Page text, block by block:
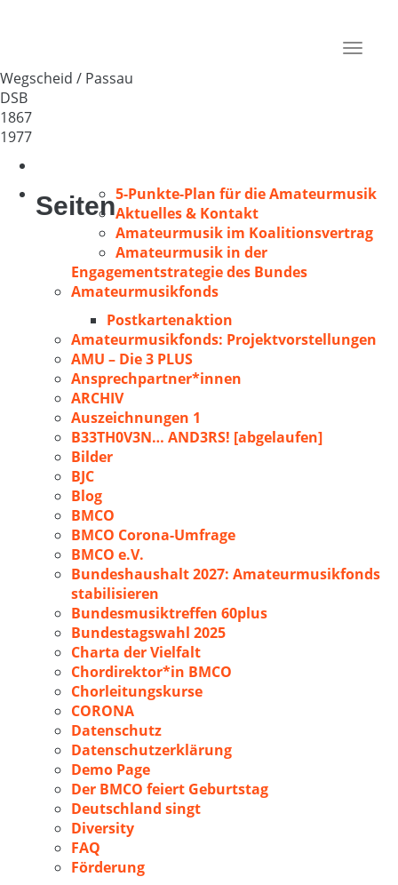
Toggle
Wegscheid / Passau
DSB
1867
1977
Seiten5-Punkte-Plan für die Amateurmusik
Aktuelles & Kontakt
Amateurmusik im Koalitionsvertrag
Amateurmusik in der
Engagementstrategie des Bundes
Amateurmusikfonds
Postkartenaktion
Amateurmusikfonds: Projektvorstellungen
AMU – Die 3 PLUS
Ansprechpartner*innen
ARCHIV
Auszeichnungen 1
B33TH0V3N… AND3RS! [abgelaufen]
Bilder
BJC
Blog
BMCO
BMCO Corona-Umfrage
BMCO e.V.
Bundeshaushalt 2027: Amateurmusikfonds
stabilisieren
Bundesmusiktreffen 60plus
Bundestagswahl 2025
Charta der Vielfalt
Chordirektor*in BMCO
Chorleitungskurse
CORONA
Datenschutz
Datenschutzerklärung
Demo Page
Der BMCO feiert Geburtstag
Deutschland singt
Diversity
FAQ
Förderung